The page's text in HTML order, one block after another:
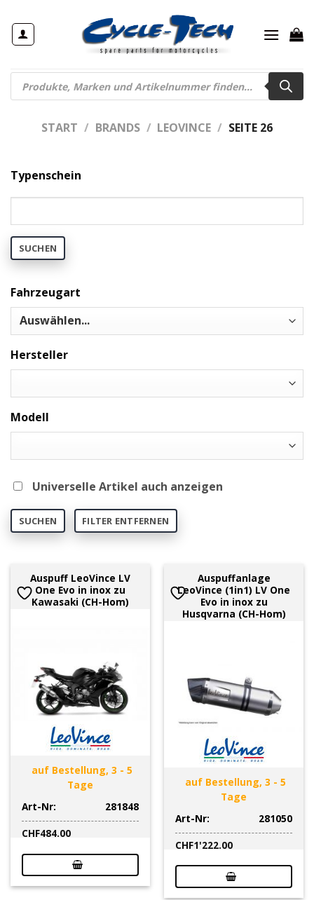
Inhalt
springen
Products
search
START / BRANDS / LEOVINCE / SEITE 26
Typenschein
SUCHEN
Fahrzeugart
Hersteller
Modell
Universelle Artikel auch anzeigen
SUCHEN FILTER ENTFERNEN
Auspuff LeoVince LV
One Evo in inox zu
Kawasaki (CH-Hom)
auf Bestellung, 3 - 5
Tage
Art-Nr:
281848
CHF484.00
Auspuffanlage
LeoVince (1in1) LV One
Evo in inox zu
Husqvarna (CH-Hom)
auf Bestellung, 3 - 5
Tage
Art-Nr:
281050
CHF1'222.00